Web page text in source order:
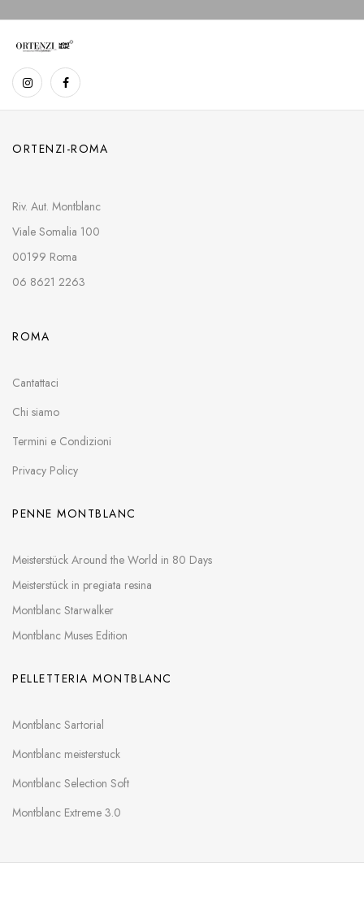
ORTENZI-ROMA
Riv. Aut. Montblanc
Viale Somalia 100
00199 Roma
06 8621 2263
ROMA
Cantattaci
Chi siamo
Termini e Condizioni
Privacy Policy
PENNE MONTBLANC
Meisterstück Around the World in 80 Days
Meisterstück in pregiata resina
Montblanc Starwalker
Montblanc Muses Edition
PELLETTERIA MONTBLANC
Montblanc Sartorial
Montblanc meisterstuck
Montblanc Selection Soft
Montblanc Extreme 3.0